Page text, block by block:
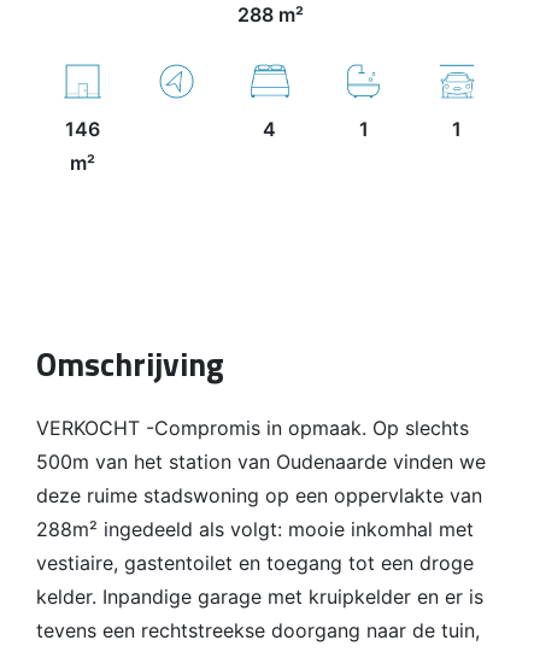
288 m²
146
m²
4 1 1
Omschrijving
VERKOCHT -Compromis in opmaak. Op slechts
500m van het station van Oudenaarde vinden we
deze ruime stadswoning op een oppervlakte van
288m² ingedeeld als volgt: mooie inkomhal met
vestiaire, gastentoilet en toegang tot een droge
kelder. Inpandige garage met kruipkelder en er is
tevens een rechtstreekse doorgang naar de tuin,